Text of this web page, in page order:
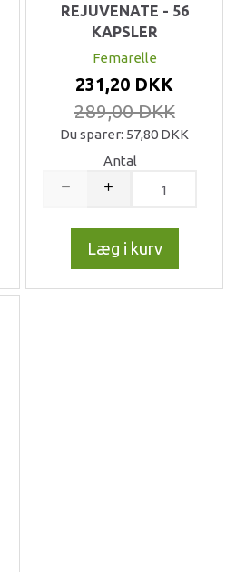
REJUVENATE - 56
KAPSLER
Femarelle
231,20 DKK
289,00 DKK
Du sparer: 57,80 DKK
Antal
Læg i kurv